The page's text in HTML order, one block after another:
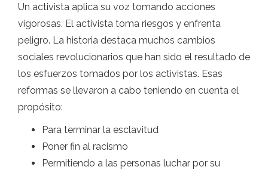
Un activista aplica su voz tomando acciones
vigorosas. El activista toma riesgos y enfrenta
peligro. La historia destaca muchos cambios
sociales revolucionarios que han sido el resultado de
los esfuerzos tomados por los activistas. Esas
reformas se llevaron a cabo teniendo en cuenta el
propósito:
Para terminar la esclavitud
Poner fin al racismo
Permitiendo a las personas luchar por su